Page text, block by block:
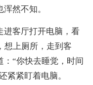
然不知。
客厅打开电脑，看
想上厕所，走到客
：“你快去睡觉，时间
紧紧盯着电脑。